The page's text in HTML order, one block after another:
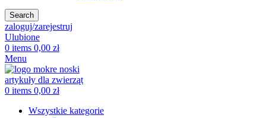
Search
zaloguj/zarejestruj
Ulubione
0 items 0,00 zł
Menu
0 items 0,00 zł
Wszystkie kategorie